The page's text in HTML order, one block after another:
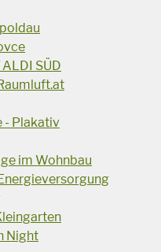
SÜD
- Plakativ
im Wohnbau
Night